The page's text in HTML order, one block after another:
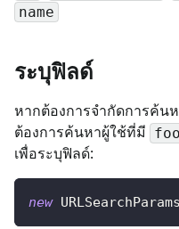
name
ระบุฟิลด์
หากต้องการจำกัดการค้น
ต้องการค้นหาผู้ใช้ที่มี foo
เพื่อระบุฟิลด์:
new URLSearchParams